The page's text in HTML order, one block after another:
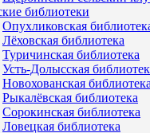
библиотеки
Опухликовская
Лёховская библиотека
Туричинская библиотека
Усть-Долысская
Новохованская библиотека
Рыкалёвская библиотека
Сорокинская библиотека
Ловецкая библиотека